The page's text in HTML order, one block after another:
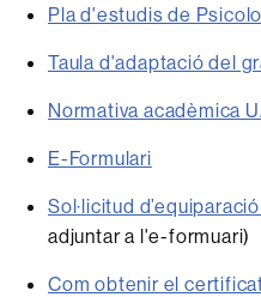
Pla d'estudis de
Taula d'adaptació del
Normativa acadèmica
E-Formulari
Sol·licitud
adjuntar a l'e-formuari)
Com obtenir el